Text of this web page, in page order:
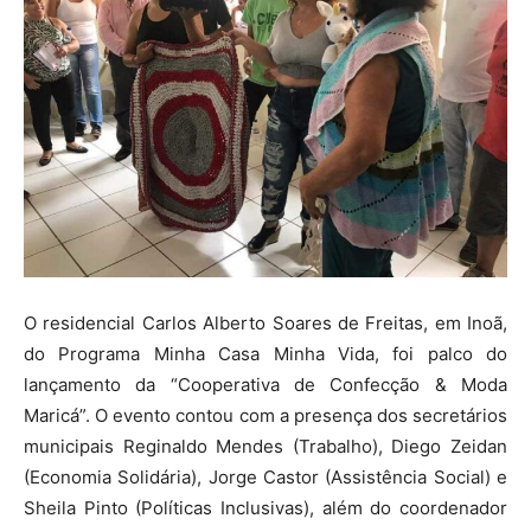
O residencial Carlos Alberto Soares de Freitas, em Inoã,
do Programa Minha Casa Minha Vida, foi palco do
lançamento da “Cooperativa de Confecção & Moda
Maricá”. O evento contou com a presença dos secretários
municipais Reginaldo Mendes (Trabalho), Diego Zeidan
(Economia Solidária), Jorge Castor (Assistência Social) e
Sheila Pinto (Políticas Inclusivas), além do coordenador